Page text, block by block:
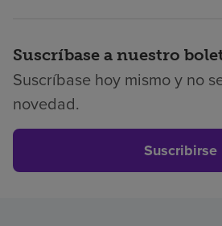
Suscríbase a nuestro
Suscríbase hoy mismo y no
novedad.
Suscribirse